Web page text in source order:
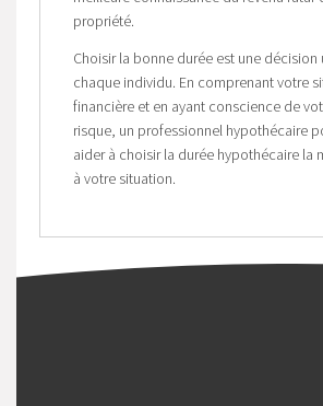
propriété.
Choisir la bonne durée est une décision
chaque individu. En comprenant votre
financière et en ayant conscience de
risque, un professionnel hypothécaire
aider à choisir la durée hypothécaire la
à votre situation.